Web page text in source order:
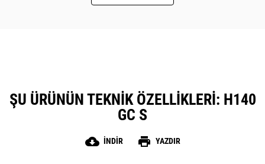
ŞU ÜRÜNÜN TEKNIK ÖZELLIKLERI: H140
GC S
cloud_download İNDIR print YAZDIR